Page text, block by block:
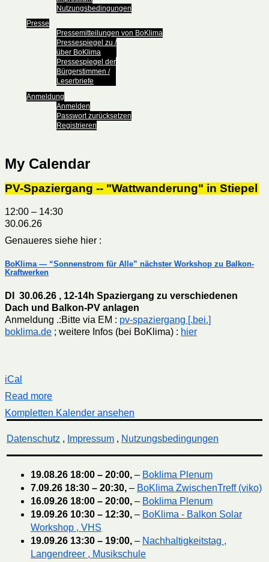
Nutzungsbedingungen
Presse
Pressemitteilungen von BoKlima
Pressespiegel zu /
über BoKlima
Pressespiegel der
Bürgerstimmen /
Leserbriefe
Anmeldung
Anmelden
Passwort zurücksetzen
Registrieren
My Calendar
PV-Spaziergang -- "Wattwanderung" in Stiepel
12:00 – 14:30
30.06.26
Genaueres siehe hier :
BoKlima — “Sonnenstrom für Alle” nächster Workshop zu Balkon-
Kraftwerken
DI 30.06.26 , 12-14h Spaziergang zu verschiedenen
Dach und Balkon-PV anlagen
Anmeldung .:Bitte via EM : pv-spaziergang [.bei.]
boklima.de ; weitere Infos (bei BoKlima) : hier
iCal
Read more
Kompletten Kalender ansehen
Datenschutz , Impressum, Nutzungsbedingungen
19.08.26 18:00 – 20:00, – Boklima Plenum
7.09.26 18:30 – 20:30, – BoKlima ZwischenTreff (viko)
16.09.26 18:00 – 20:00, – Boklima Plenum
19.09.26 10:30 – 12:30, – BoKlima - Balkon Solar
Workshop , VHS
19.09.26 13:30 – 19:00, – Nachhaltigkeitstag ,
Langendreer , Musikschule